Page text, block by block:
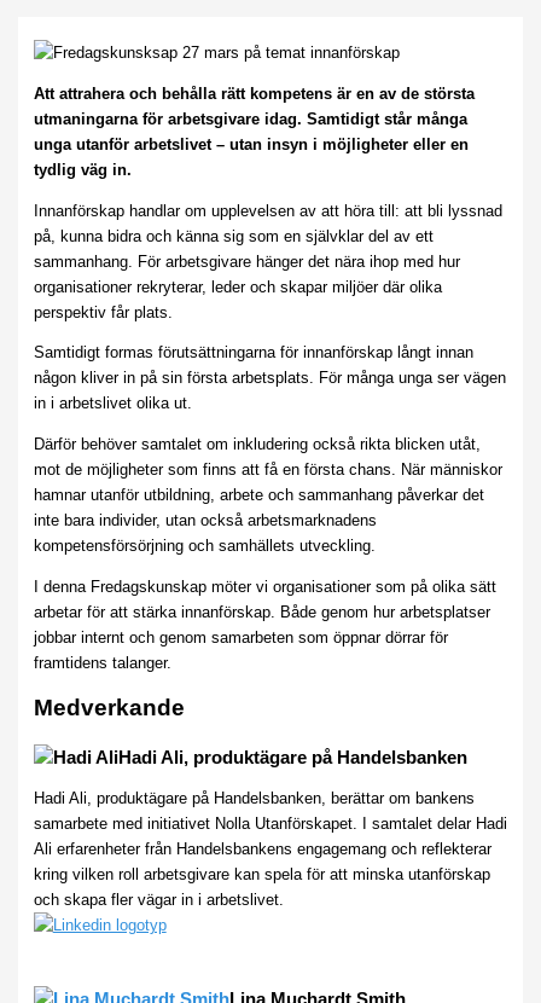
Att attrahera och behålla rätt kompetens är en av de största
utmaningarna för arbetsgivare idag. Samtidigt står många
unga utanför arbetslivet – utan insyn i möjligheter eller en
tydlig väg in.
Innanförskap handlar om upplevelsen av att höra till: att bli lyssnad
på, kunna bidra och känna sig som en självklar del av ett
sammanhang. För arbetsgivare hänger det nära ihop med hur
organisationer rekryterar, leder och skapar miljöer där olika
perspektiv får plats.
Samtidigt formas förutsättningarna för innanförskap långt innan
någon kliver in på sin första arbetsplats. För många unga ser vägen
in i arbetslivet olika ut.
Därför behöver samtalet om inkludering också rikta blicken utåt,
mot de möjligheter som finns att få en första chans. När människor
hamnar utanför utbildning, arbete och sammanhang påverkar det
inte bara individer, utan också arbetsmarknadens
kompetensförsörjning och samhällets utveckling.
I denna Fredagskunskap möter vi organisationer som på olika sätt
arbetar för att stärka innanförskap. Både genom hur arbetsplatser
jobbar internt och genom samarbeten som öppnar dörrar för
framtidens talanger.
Medverkande
Hadi Ali, produktägare på Handelsbanken
Hadi Ali, produktägare på Handelsbanken, berättar om bankens
samarbete med initiativet Nolla Utanförskapet. I samtalet delar Hadi
Ali erfarenheter från Handelsbankens engagemang och reflekterar
kring vilken roll arbetsgivare kan spela för att minska utanförskap
och skapa fler vägar in i arbetslivet.